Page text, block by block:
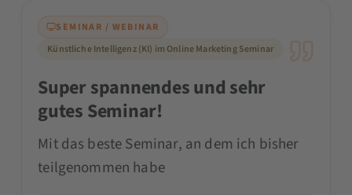
SEMINAR / WEBINAR
Künstliche Intelligenz (KI) im Online Marketing Seminar
Super spannendes und sehr
gutes Seminar!
Mit das beste Seminar, an dem ich bisher
teilgenommen habe